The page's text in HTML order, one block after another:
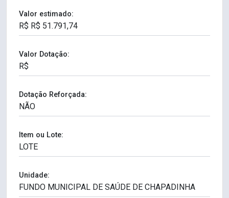
Valor estimado:
Valor Dotação:
Dotação Reforçada:
Item ou Lote:
Unidade: